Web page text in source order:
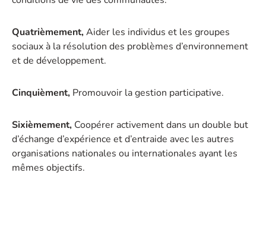
Quatrièmement,Aider les individus et les groupes
sociaux à la résolution des problèmes d’environnement
et de développement.
Cinquièment, Promouvoir la gestion participative.
Sixièmement, Coopérer activement dans un double but
d’échange d’expérience et d’entraide avec les autres
organisations nationales ou internationales ayant les
mêmes objectifs.